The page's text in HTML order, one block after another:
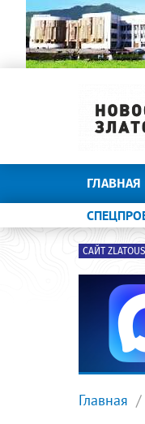
ГЛАВНАЯ
САЙТ
Главная